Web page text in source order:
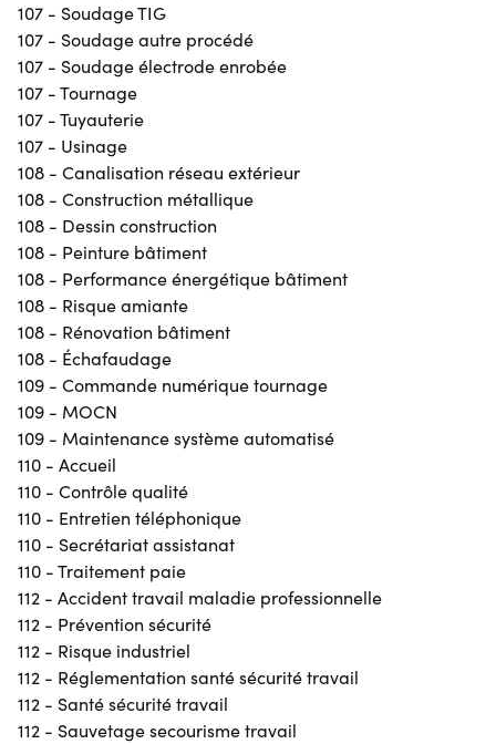
107 - Soudage TIG
107 - Soudage autre procédé
107 - Soudage électrode enrobée
107 - Tournage
107 - Tuyauterie
107 - Usinage
108 - Canalisation réseau extérieur
108 - Construction métallique
108 - Dessin construction
108 - Peinture bâtiment
108 - Performance énergétique bâtiment
108 - Risque amiante
108 - Rénovation bâtiment
108 - Échafaudage
109 - Commande numérique tournage
109 - MOCN
109 - Maintenance système automatisé
110 - Accueil
110 - Contrôle qualité
110 - Entretien téléphonique
110 - Secrétariat assistanat
110 - Traitement paie
112 - Accident travail maladie professionnelle
112 - Prévention sécurité
112 - Risque industriel
112 - Réglementation santé sécurité travail
112 - Santé sécurité travail
112 - Sauvetage secourisme travail